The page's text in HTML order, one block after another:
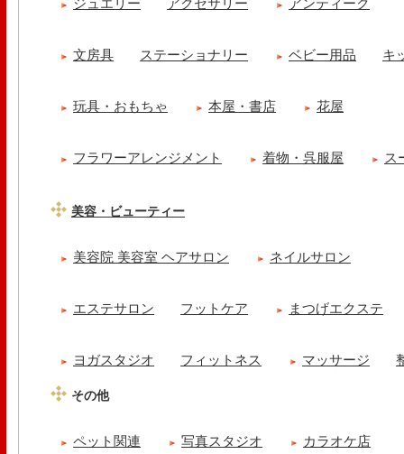
ジュエリー アクセサリー アンティーク
文房具 ステーショナリー ベビー用品 キ
玩具・おもちゃ 本屋・書店 花屋
フラワーアレンジメント 着物・呉服屋 ス
美容・ビューティー
美容院 美容室 ヘアサロン ネイルサロン
エステサロン フットケア まつげエクステ
ヨガスタジオ フィットネス マッサージ
その他
ペット関連 写真スタジオ カラオケ店